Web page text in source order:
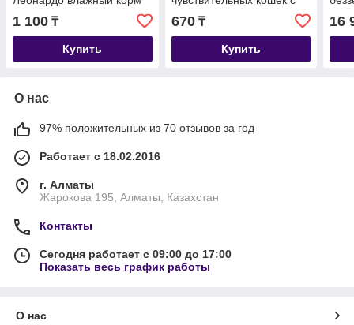
для кошек с креветками и
рыбой, пауч 85г
1 100 ₸
Купить
ягненком в соусе, пауч
85гр.
670₸
Купить
с
16
О нас
97% положительных из 70 отзывов за год
Работает с 18.02.2016
г. Алматы
Жарокова 195, Алматы, Казахстан
Контакты
Сегодня работает с 09:00 до 17:00
Показать весь график работы
О нас